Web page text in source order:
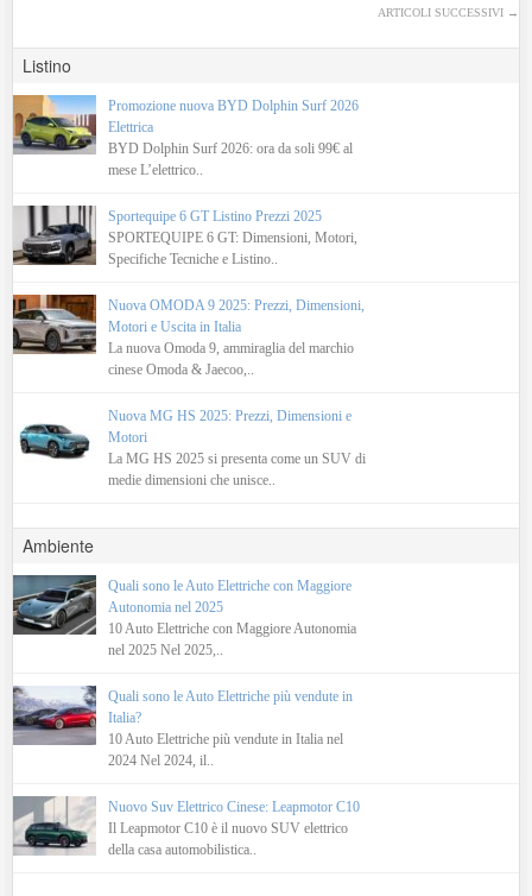
ARTICOLI SUCCESSIVI →
Listino
Promozione nuova BYD Dolphin Surf 2026
Elettrica
BYD Dolphin Surf 2026: ora da soli 99€ al
mese L’elettrico..
Sportequipe 6 GT Listino Prezzi 2025
SPORTEQUIPE 6 GT: Dimensioni, Motori,
Specifiche Tecniche e Listino..
Nuova OMODA 9 2025: Prezzi, Dimensioni,
Motori e Uscita in Italia
La nuova Omoda 9, ammiraglia del marchio
cinese Omoda & Jaecoo,..
Nuova MG HS 2025: Prezzi, Dimensioni e
Motori
La MG HS 2025 si presenta come un SUV di
medie dimensioni che unisce..
Ambiente
Quali sono le Auto Elettriche con Maggiore
Autonomia nel 2025
10 Auto Elettriche con Maggiore Autonomia
nel 2025 Nel 2025,..
Quali sono le Auto Elettriche più vendute in
Italia?
10 Auto Elettriche più vendute in Italia nel
2024 Nel 2024, il..
Nuovo Suv Elettrico Cinese: Leapmotor C10
Il Leapmotor C10 è il nuovo SUV elettrico
della casa automobilistica..